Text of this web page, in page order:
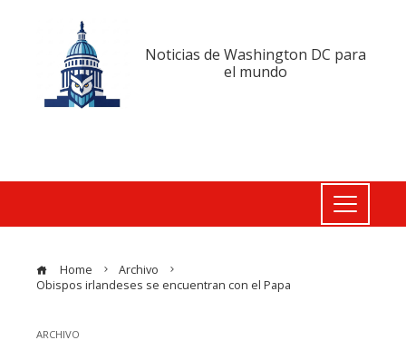
Noticias de Washington DC para
el mundo
Home
Archivo
Obispos irlandeses se encuentran con el Papa
ARCHIVO